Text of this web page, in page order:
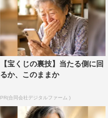
https://www.peachjohn.co.jp/
【宝くじの裏技】当たる側に回
るか、このままか
PR(合同会社デジタルファーム )